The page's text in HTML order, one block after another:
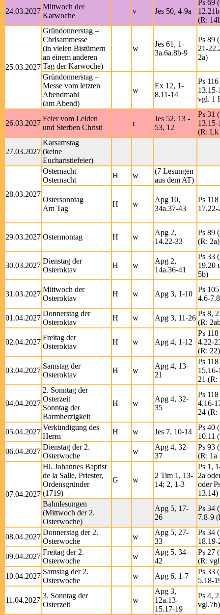
24.03.2027
Mittwoch der
Karwoche
v Jes 50, 4-9a
Ps 69
(R:
25.03.2027
Gründonnerstag –
Chrisammesse
(in vielen Bistümern
an einem anderen
Tag der Karwoche)
w
Jes 61, 1-
3a.6a.8b-9
Ps 89
21-
2a)
Gründonnerstag –
Messe vom letzten
Abendmahl
(am Abend)
w
Ex 12, 1-
8.11-14
Ps
vgl. 1
26.03.2027
Feier vom Leiden
und Sterben Christi
r
Jes 52, 13 -
53, 12
Ps 31
13.15-
(R: Lk
27.03.2027
Karsamstag
(keine
Eucharistiefeier)
28.03.2027
Osternacht
Osternacht
H w
(7 Lesungen
aus dem AT)
Ostersonntag
Am Tag
H w
Apg 10,
34a.37-43
Ps
29.03.2027 Ostermontag H w
Apg 2,
14.22-33
Ps 89
(R: 2a)
30.03.2027
Dienstag der
Osteroktav
H w
Apg 2,
14a.36-41
Ps 33
19.20
5b)
31.03.2027
Mittwoch der
Osteroktav
H w Apg 3, 1-10
Ps
4.6-
01.04.2027
Donnerstag der
Osteroktav
H w Apg 3, 11-26
Ps 8,
(R:
02.04.2027
Freitag der
Osteroktav
H w Apg 4, 1-12
Ps
4.22-
(R: 22)
03.04.2027
Samstag der
Osteroktav
H w
Apg 4, 13-
21
Ps
21 (R:
04.04.2027
2. Sonntag der
Osterzeit
Sonntag der
Barmherzigkeit
H w
Apg 4, 32-
35
Ps
4.16-
24 (R:
05.04.2027
Verkündigung des
Herrn
H w Jes 7, 10-14
Ps 40
10.11
06.04.2027
Dienstag der 2.
Osterwoche
w
Apg 4, 32-
37
Ps 93
(R: 1a
07.04.2027
Hl. Johannes Baptist
de la Salle, Priester,
Ordensgründer
(1719)
G w
2 Tim 1, 13-
14; 2, 1-3
Ps 1,
2a
oder
13.14)
Bahnlesungen
(Mittwoch der 2.
Osterwoche)
Apg 5, 17-
26
Ps 34
7.8-9
08.04.2027
Donnerstag der 2.
Osterwoche
w
Apg 5, 27-
33
Ps 34
09.04.2027
Freitag der 2.
Osterwoche
w
Apg 5, 34-
42
Ps 27
(R:
10.04.2027
Samstag der 2.
Osterwoche
w Apg 6, 1-7
Ps 33
5.18-
11.04.2027
3. Sonntag der
Osterzeit
w
Apg 3,
12a.13-
15.17-19
Ps 4,
vgl.7b)